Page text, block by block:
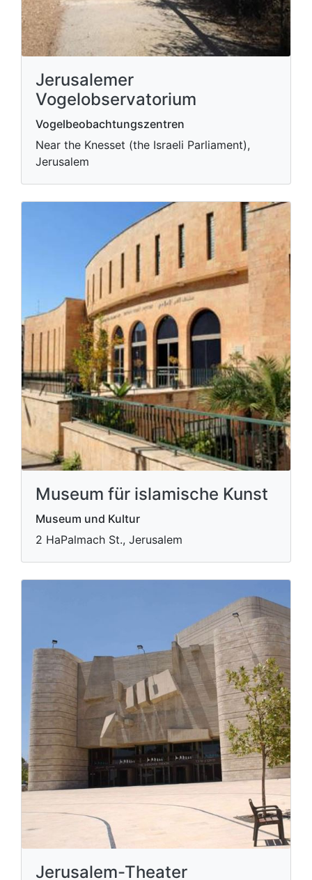
Jerusalemer
Vogelobservatorium
Vogelbeobachtungszentren
Near the Knesset (the Israeli Parliament),
Jerusalem
Museum für islamische Kunst
Museum und Kultur
2 HaPalmach St., Jerusalem
Jerusalem-Theater